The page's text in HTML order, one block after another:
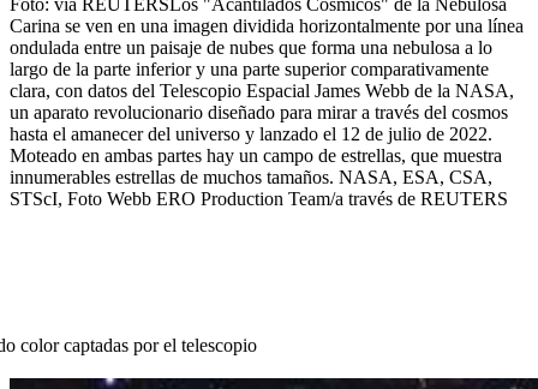
Carina se ven en una imagen dividida horizontalmente por una línea
ondulada entre un paisaje de nubes que forma una nebulosa a lo
largo de la parte inferior y una parte superior comparativamente
clara, con datos del Telescopio Espacial James Webb de la NASA,
un aparato revolucionario diseñado para mirar a través del cosmos
hasta el amanecer del universo y lanzado el 12 de julio de 2022.
Moteado en ambas partes hay un campo de estrellas, que muestra
innumerables estrellas de muchos tamaños. NASA, ESA, CSA,
STScI, Foto Webb ERO Production Team/a través de REUTERS
color captadas por el telescopio